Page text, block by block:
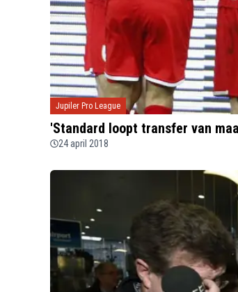
Jupiler Pro League
'Standard loopt transfer van
24 april 2018